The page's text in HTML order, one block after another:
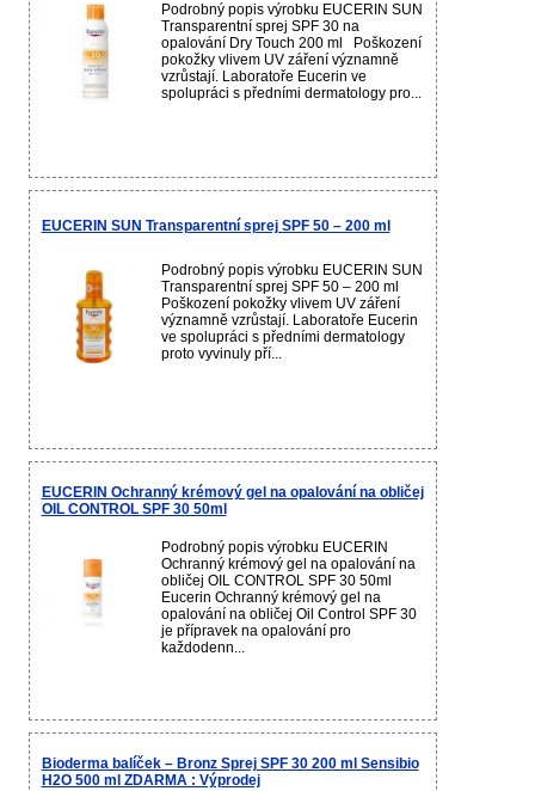
Podrobný popis výrobku EUCERIN SUN
Transparentní sprej SPF 30 na
opalování Dry Touch 200 ml Poškození
pokožky vlivem UV záření významně
vzrůstají. Laboratoře Eucerin ve
spolupráci s předními dermatology pro...
EUCERIN SUN Transparentní sprej SPF 50 – 200 ml
Podrobný popis výrobku EUCERIN SUN
Transparentní sprej SPF 50 – 200 ml
Poškození pokožky vlivem UV záření
významně vzrůstají. Laboratoře Eucerin
ve spolupráci s předními dermatology
proto vyvinuly pří...
EUCERIN Ochranný krémový gel na opalování na obličej
OIL CONTROL SPF 30 50ml
Podrobný popis výrobku EUCERIN
Ochranný krémový gel na opalování na
obličej OIL CONTROL SPF 30 50ml
Eucerin Ochranný krémový gel na
opalování na obličej Oil Control SPF 30
je přípravek na opalování pro
každodenn...
Bioderma balíček – Bronz Sprej SPF 30 200 ml Sensibio
H2O 500 ml ZDARMA : Výprodej